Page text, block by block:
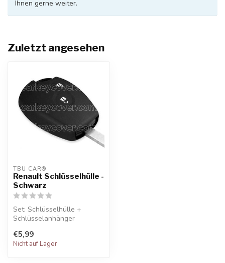
Ihnen gerne weiter.
Zuletzt angesehen
TBU CAR®
Renault Schlüsselhülle -
Schwarz
Set: Schlüsselhülle +
Schlüsselanhänger
€5,99
Nicht auf Lager